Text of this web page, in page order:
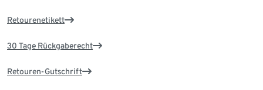
Retourenetikett
30 Tage Rückgaberecht
Retouren-Gutschrift